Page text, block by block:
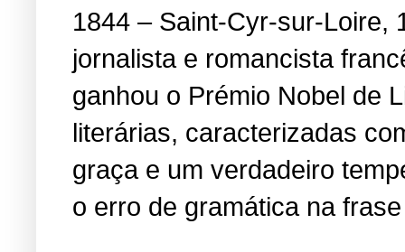
1844 – Saint-Cyr-sur-Loire,
jornalista e romancista
ganhou o Prémio Nobel de
literárias, caracterizadas
graça e um verdadeiro
o erro de gramática na